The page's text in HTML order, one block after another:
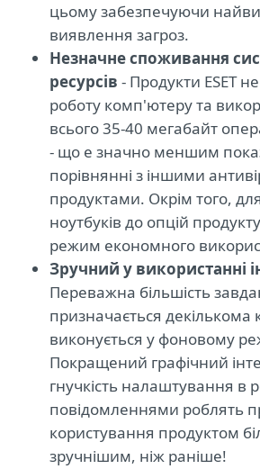
цьому забезпечуючи
виявлення загроз.
Незначне споживання
ресурсів - Продукти ESET
роботу комп'ютеру та
всього 35-40 мегабайт
- що е значно меншим
порівнянні з іншими
продуктами. Окрім того,
ноутбуків до опцій
режим економного
Зручний у використанні
Переважна більшість
призначається декількома
виконується у фоновому
Покращений графічний
гнучкість налаштування в
повідомленнями роблять
користування продуктом
зручнішим, ніж раніше!